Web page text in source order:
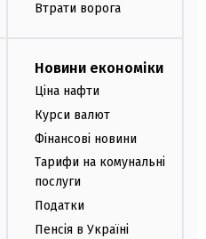
Втрати ворога
Новини економіки
Ціна нафти
Курси валют
Фінансові новини
Тарифи на комунальні
послуги
Податки
Пенсія в Україні